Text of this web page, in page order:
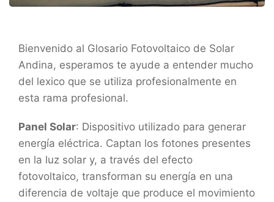
Bienvenido al Glosario Fotovoltaico de Solar
Andina, esperamos te ayude a entender mucho
del lexico que se utiliza profesionalmente en
esta rama profesional.
Panel Solar: Dispositivo utilizado para generar
energía eléctrica. Captan los fotones presentes
en la luz solar y, a través del efecto
fotovoltaico, transforman su energía en una
diferencia de voltaje que produce el movimiento